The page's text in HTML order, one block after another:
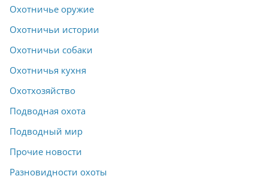
Охотничье оружие
Охотничьи истории
Охотничьи собаки
Охотничья кухня
Охотхозяйство
Подводная охота
Подводный мир
Прочие новости
Разновидности охоты